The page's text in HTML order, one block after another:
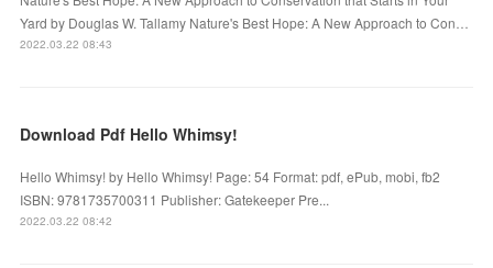
Yard by Douglas W. Tallamy Nature's Best Hope: A New Approach to Con…
2022.03.22 08:43
Download Pdf Hello Whimsy!
Hello Whimsy! by Hello Whimsy! Page: 54 Format: pdf, ePub, mobi, fb2
ISBN: 9781735700311 Publisher: Gatekeeper Pre...
2022.03.22 08:42